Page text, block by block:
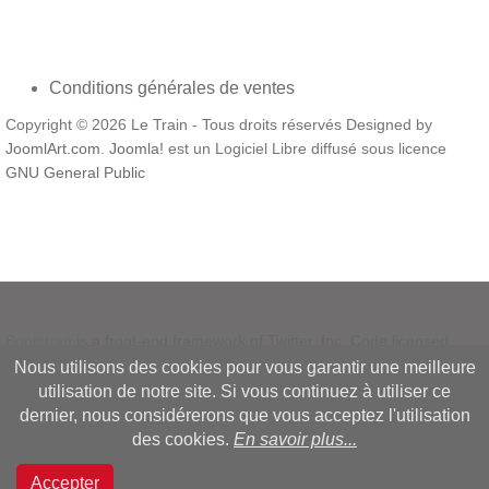
Conditions générales de ventes
Copyright © 2026 Le Train - Tous droits réservés Designed by
JoomlArt.com. Joomla! est un Logiciel Libre diffusé sous licence
GNU General Public
underMIT License.
Font Awesomefont licensed underSIL OFL 1.1.
Nous utilisons des cookies pour vous garantir une meilleure
utilisation de notre site. Si vous continuez à utiliser ce
dernier, nous considérerons que vous acceptez l'utilisation
des cookies. En savoir plus...
Accepter